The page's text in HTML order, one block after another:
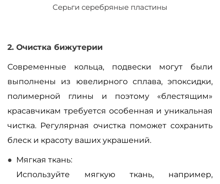
Серьги серебряные пластины
2. Очистка бижутерии
Современные кольца, подвески могут были
выполнены из ювелирного сплава, эпоксидки,
полимерной глины и поэтому «блестящим»
красавчикам требуется особенная и уникальная
чистка. Регулярная очистка поможет сохранить
блеск и красоту ваших украшений.
Мягкая ткань:
Используйте мягкую ткань, например,